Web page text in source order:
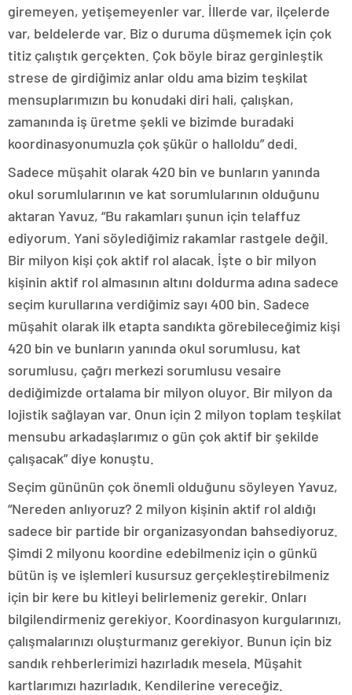
giremeyen, yetişemeyenler var. İllerde var, ilçelerde
var, beldelerde var. Biz o duruma düşmemek için çok
titiz çalıştık gerçekten. Çok böyle biraz gerginleştik
strese de girdiğimiz anlar oldu ama bizim teşkilat
mensuplarımızın bu konudaki diri hali, çalışkan,
zamanında iş üretme şekli ve bizimde buradaki
koordinasyonumuzla çok şükür o halloldu” dedi.
Sadece müşahit olarak 420 bin ve bunların yanında
okul sorumlularının ve kat sorumlularının olduğunu
aktaran Yavuz, “Bu rakamları şunun için telaffuz
ediyorum. Yani söylediğimiz rakamlar rastgele değil.
Bir milyon kişi çok aktif rol alacak. İşte o bir milyon
kişinin aktif rol almasının altını doldurma adına sadece
seçim kurullarına verdiğimiz sayı 400 bin. Sadece
müşahit olarak ilk etapta sandıkta görebileceğimiz kişi
420 bin ve bunların yanında okul sorumlusu, kat
sorumlusu, çağrı merkezi sorumlusu vesaire
dediğimizde ortalama bir milyon oluyor. Bir milyon da
lojistik sağlayan var. Onun için 2 milyon toplam teşkilat
mensubu arkadaşlarımız o gün çok aktif bir şekilde
çalışacak” diye konuştu.
Seçim gününün çok önemli olduğunu söyleyen Yavuz,
“Nereden anlıyoruz? 2 milyon kişinin aktif rol aldığı
sadece bir partide bir organizasyondan bahsediyoruz.
Şimdi 2 milyonu koordine edebilmeniz için o günkü
bütün iş ve işlemleri kusursuz gerçekleştirebilmeniz
için bir kere bu kitleyi belirlemeniz gerekir. Onları
bilgilendirmeniz gerekiyor. Koordinasyon kurgularınızı,
çalışmalarınızı oluşturmanız gerekiyor. Bunun için biz
sandık rehberlerimizi hazırladık mesela. Müşahit
kartlarımızı hazırladık. Kendilerine vereceğiz.